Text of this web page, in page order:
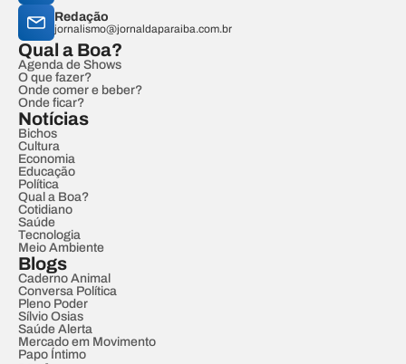
Redação
jornalismo@jornaldaparaiba.com.br
Qual a Boa?
Agenda de Shows
O que fazer?
Onde comer e beber?
Onde ficar?
Notícias
Bichos
Cultura
Economia
Educação
Política
Qual a Boa?
Cotidiano
Saúde
Tecnologia
Meio Ambiente
Blogs
Caderno Animal
Conversa Política
Pleno Poder
Sílvio Osias
Saúde Alerta
Mercado em Movimento
Papo Íntimo